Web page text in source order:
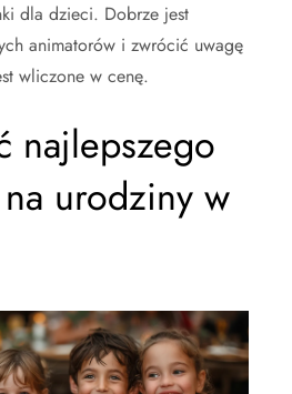
dla dzieci. Dobrze jest
animatorów i zwrócić uwagę
wliczone w cenę.
najlepszego
urodziny w